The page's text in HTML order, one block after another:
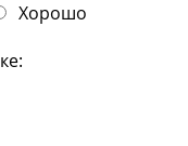
Хорошо